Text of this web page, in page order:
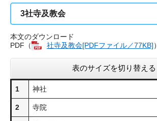
3社寺及教会
本文のダウンロード
PDF（
社寺及教会[PDFファイル／77KB]​）
表のサイズを切り替える
1 神社
2 寺院